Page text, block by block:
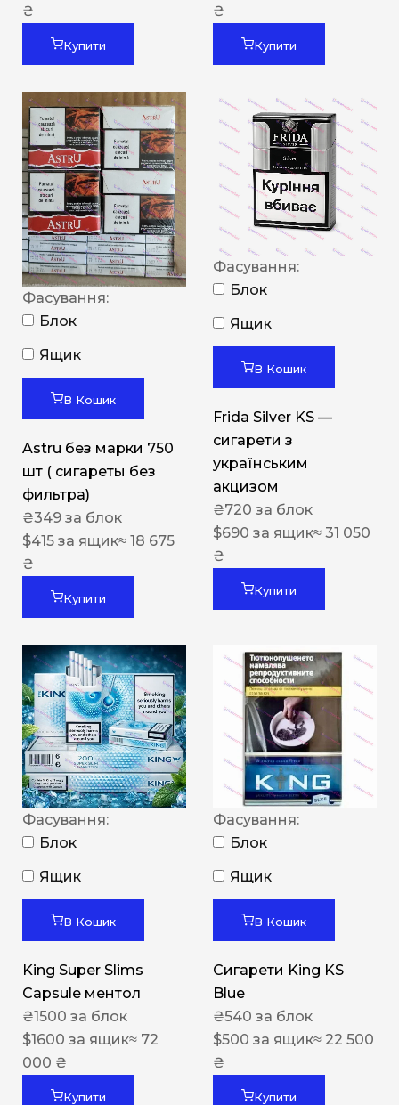
₴
Купити
₴
Купити
Фасування:
Блок
Ящик
В Кошик
Astru без марки 750
шт ( сигареты без
фильтра)
₴349 за блок
$415 за ящик≈ 18 675
₴
Купити
Фасування:
Блок
Ящик
В Кошик
Frida Silver KS —
сигарети з
українським
акцизом
₴720 за блок
$690 за ящик≈ 31 050
₴
Купити
Фасування:
Блок
Ящик
В Кошик
King Super Slims
Capsule ментол
₴1500 за блок
$1600 за ящик≈ 72
000 ₴
Купити
Фасування:
Блок
Ящик
В Кошик
Сигарети King KS
Blue
₴540 за блок
$500 за ящик≈ 22 500
₴
Купити